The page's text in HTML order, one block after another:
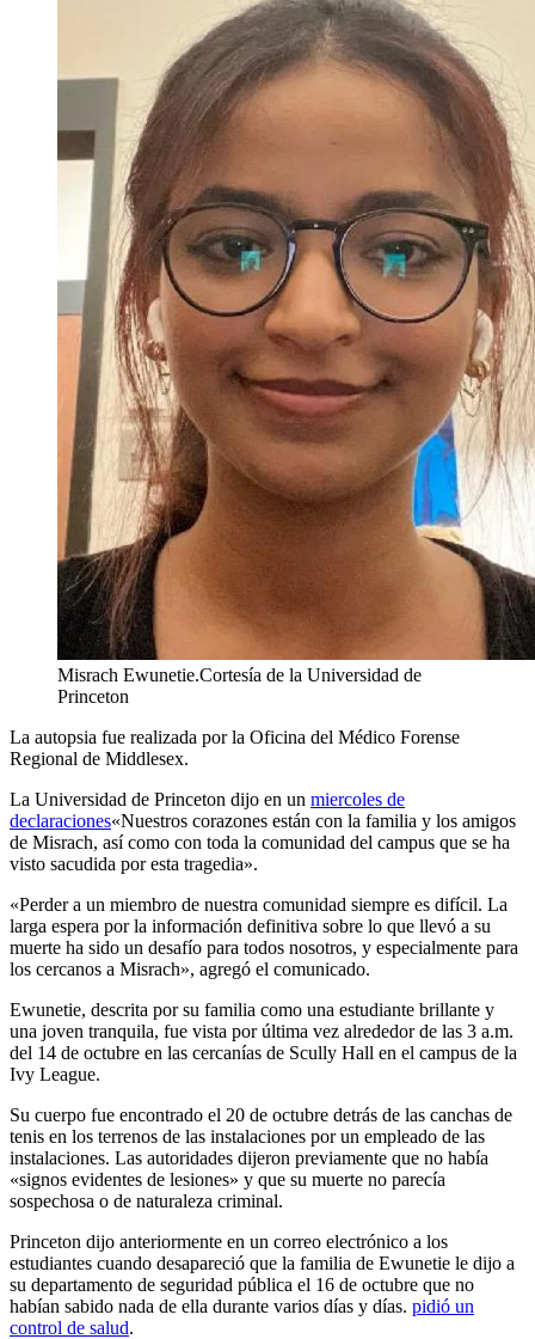
Misrach Ewunetie.Cortesía de la Universidad de
Princeton
La autopsia fue realizada por la Oficina del Médico Forense
Regional de Middlesex.
La Universidad de Princeton dijo en un miercoles de
declaraciones«Nuestros corazones están con la familia y los amigos
de Misrach, así como con toda la comunidad del campus que se ha
visto sacudida por esta tragedia».
«Perder a un miembro de nuestra comunidad siempre es difícil. La
larga espera por la información definitiva sobre lo que llevó a su
muerte ha sido un desafío para todos nosotros, y especialmente para
los cercanos a Misrach», agregó el comunicado.
Ewunetie, descrita por su familia como una estudiante brillante y
una joven tranquila, fue vista por última vez alrededor de las 3 a.m.
del 14 de octubre en las cercanías de Scully Hall en el campus de la
Ivy League.
Su cuerpo fue encontrado el 20 de octubre detrás de las canchas de
tenis en los terrenos de las instalaciones por un empleado de las
instalaciones. Las autoridades dijeron previamente que no había
«signos evidentes de lesiones» y que su muerte no parecía
sospechosa o de naturaleza criminal.
Princeton dijo anteriormente en un correo electrónico a los
estudiantes cuando desapareció que la familia de Ewunetie le dijo a
su departamento de seguridad pública el 16 de octubre que no
habían sabido nada de ella durante varios días y días. pidió un
control de salud.